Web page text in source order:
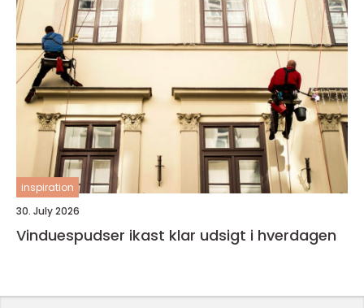
inspiration
30. July 2026
Vinduespudser ikast klar udsigt i hverdagen